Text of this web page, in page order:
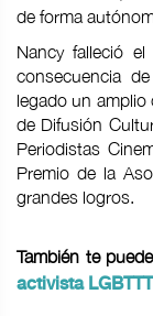
de forma
Nancy falleció
consecuencia
legado un amplio
de Difusión
Periodistas
Premio de la
grandes logros.
También te
activista